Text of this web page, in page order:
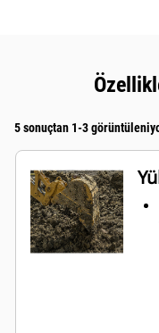
5 sonuçtan 1-3